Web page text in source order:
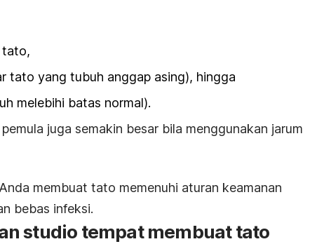
tato,
tato yang tubuh anggap asing), hingga
melebihi batas normal).
juga semakin besar bila menggunakan jarum
membuat tato memenuhi aturan keamanan
bebas infeksi.
studio tempat membuat tato